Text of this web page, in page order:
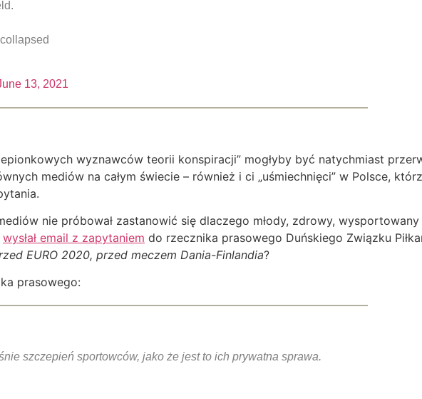
13, 2021
wyznawców teorii konspiracji” mogłyby być natychmiast
mediów na całym świecie – również i ci „uśmiechnięci” w Polsce,
nie próbował zastanowić się dlaczego młody, zdrowy,
wysłał email z zapytaniem do rzecznika prasowego Duńskiego Związku
EURO 2020, przed meczem Dania-Finlandia?
prasowego:
szczepień sportowców, jako że jest to ich prywatna sprawa.